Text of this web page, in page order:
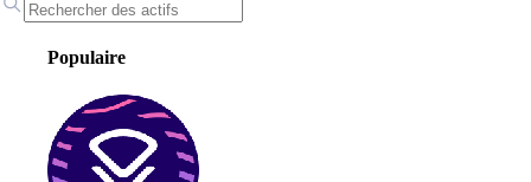
Populaire